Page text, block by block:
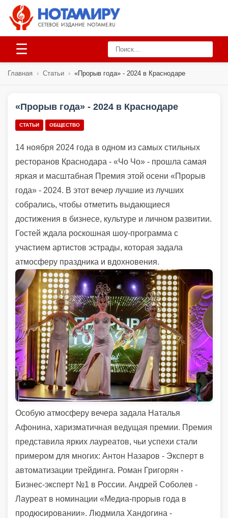
☰
Главная › Статьи › «Прорыв года» - 2024 в Краснодаре
«Прорыв года» - 2024 в Краснодаре
СТАТЬИ ОБЩЕСТВО
14 ноября 2024 года в одном из самых стильных
ресторанов Краснодара - «Чо Чо» - прошла самая
яркая и масштабная Премия этой осени «Прорыв
года» - 2024. В этот вечер лучшие из лучших
собрались, чтобы отметить выдающиеся
достижения в бизнесе, культуре и личном развитии.
Гостей ждала роскошная шоу-программа с
участием артистов эстрады, которая задала
атмосферу праздника и вдохновения.
Особую атмосферу вечера задала Наталья
Афонина, харизматичная ведущая премии. Премия
представила ярких лауреатов, чьи успехи стали
примером для многих: Антон Назаров - Эксперт в
автоматизации трейдинга. Роман Григорян -
Бизнес-эксперт №1 в России. Андрей Соболев -
Лауреат в номинации «Медиа-прорыв года в
продюсировании». Людмила Хандогина -